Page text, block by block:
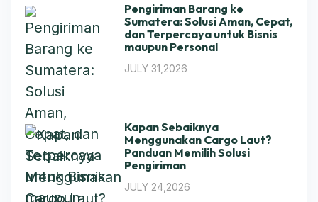
Pengiriman Barang ke
Sumatera: Solusi Aman, Cepat,
dan Terpercaya untuk Bisnis
maupun Personal
JULY 31,2026
Kapan Sebaiknya
Menggunakan Cargo Laut?
Panduan Memilih Solusi
Pengiriman
JULY 24,2026